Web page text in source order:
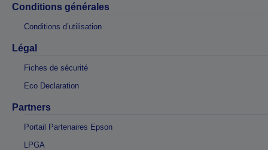
Conditions générales
Conditions d’utilisation
Légal
Fiches de sécurité
Eco Declaration
Partners
Portail Partenaires Epson
LPGA